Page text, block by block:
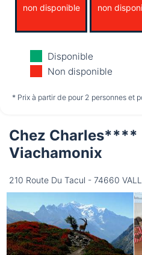
non disponible non
Mercredi
12/08
non disponible non
Samedi
non
Disponible
Non disponible
* Prix à partir de pour 2 personnes et
Chez Charles****
Viachamonix
210 Route Du Tacul - 74660